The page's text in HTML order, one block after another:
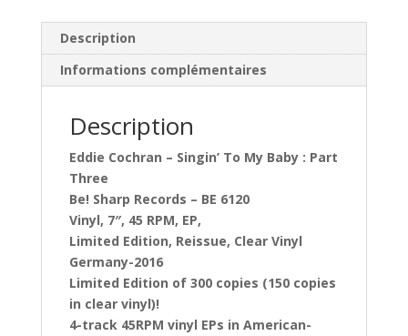
Description
Informations complémentaires
Description
Eddie Cochran – Singin’ To My Baby : Part
Three
Be! Sharp Records – BE 6120
Vinyl, 7″, 45 RPM, EP,
Limited Edition, Reissue, Clear Vinyl
Germany-2016
Limited Edition of 300 copies (150 copies
in clear vinyl)!
4-track 45RPM vinyl EPs in American-